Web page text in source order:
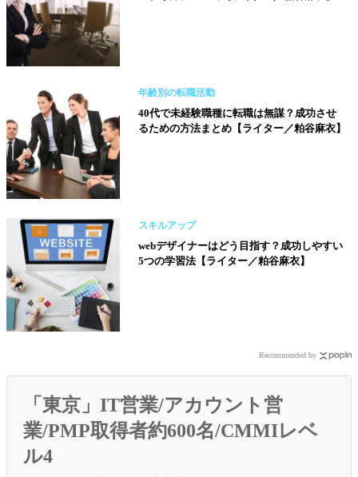
年齢別の転職活動
40代で未経験職種に転職は無謀？成功させ
るための方法まとめ【ライター／粕谷麻衣】
スキルアップ
webデザイナーはどう目指す？成功しやすい
5つの学習法【ライター／粕谷麻衣】
Recommended by
「東京」IT営業/アカウント営
業/PMP取得者約600名/CMMIレベ
ル4